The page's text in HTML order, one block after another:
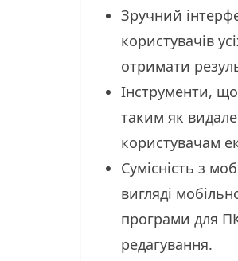
Зручний
користувачів
отримати
Інструменти,
таким як
користувачам
Сумісність з
вигляді
програми для
редагування.